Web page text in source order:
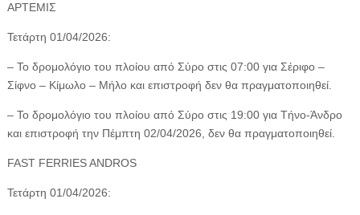
ΑΡΤΕΜΙΣ
Τετάρτη 01/04/2026:
– Το δρομολόγιο του πλοίου από Σύρο στις 07:00 για Σέριφο –
Σίφνο – Κίμωλο – Μήλο και επιστροφή δεν θα πραγματοποιηθεί.
– Το δρομολόγιο του πλοίου από Σύρο στις 19:00 για Τήνο-Άνδρο
και επιστροφή την Πέμπτη 02/04/2026, δεν θα πραγματοποιηθεί.
FAST FERRIES ANDROS
Τετάρτη 01/04/2026: